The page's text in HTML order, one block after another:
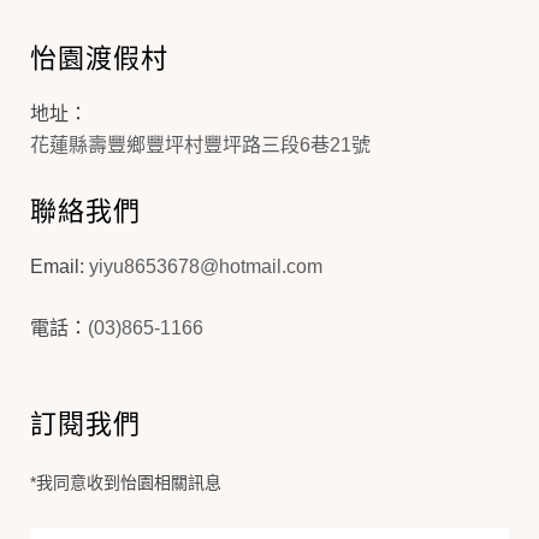
怡園渡假村
地址：
花蓮縣壽豐鄉豐坪村豐坪路三段6巷21號
聯絡我們
Email: yiyu8653678@hotmail.com
電話： (03)865-1166
訂閱我們
*我同意收到怡園相關訊息